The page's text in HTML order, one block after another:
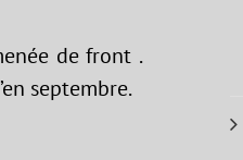
de front .
septembre.